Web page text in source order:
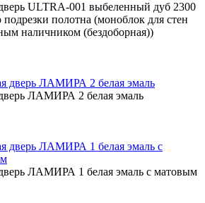
ULTRA-001 выбеленный дуб 2300
полотна (моноблок для стен
наличником (бездоборная))
ЛАМИРА 2 белая эмаль
ЛАМИРА 1 белая эмаль с матовым